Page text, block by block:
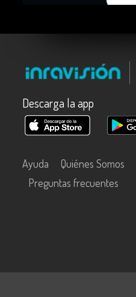
Descarga la app
Ayuda Quiénes Somos
Preguntas frecuentes